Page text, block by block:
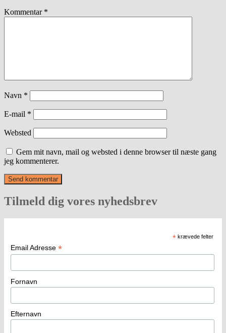
Kommentar *
Navn *
E-mail *
Websted
Gem mit navn, mail og websted i denne browser til næste gang
jeg kommenterer.
Tilmeld dig vores nyhedsbrev
* krævede felter
Email Adresse *
Fornavn
Efternavn